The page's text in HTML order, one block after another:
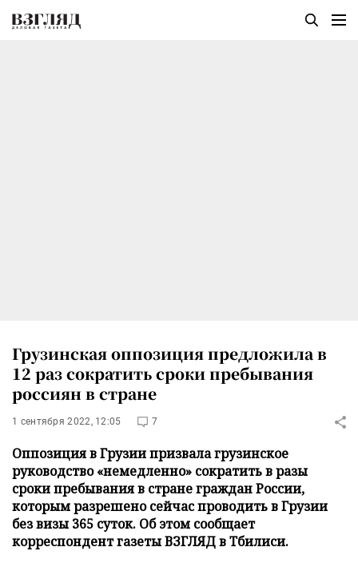
Грузинская оппозиция предложила в
12 раз сократить сроки пребывания
россиян в стране
1 сентября 2022, 12:05 7
Оппозиция в Грузии призвала грузинское
руководство «немедленно» сократить в разы
сроки пребывания в стране граждан России,
которым разрешено сейчас проводить в Грузии
без визы 365 суток. Об этом сообщает
корреспондент газеты ВЗГЛЯД в Тбилиси.